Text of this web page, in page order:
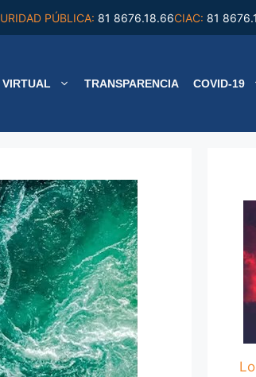
PÚBLICA: 81 8676.18.66CIAC: 81
TRANSPARENCIA COVID-19